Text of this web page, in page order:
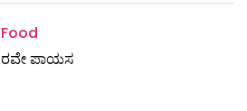
Food
ರವೇ ಪಾಯಸ